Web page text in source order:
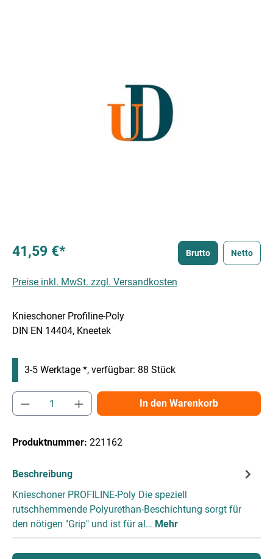
41,59 €* Brutto Netto
Preise inkl. MwSt. zzgl. Versandkosten
Knieschoner Profiline-Poly
DIN EN 14404, Kneetek
3-5 Werktage *, verfügbar: 88 Stück
Produkt Anzahl: Gib den gewünschten
In den Warenkorb
Produktnummer: 221162
Beschreibung
Knieschoner PROFILINE-Poly Die speziell
rutschhemmende Polyurethan-Beschichtung sorgt für
den nötigen "Grip" und ist für al… Mehr